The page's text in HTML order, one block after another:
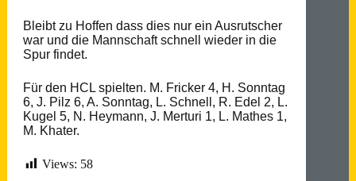
Bleibt zu Hoffen dass dies nur ein Ausrutscher
war und die Mannschaft schnell wieder in die
Spur findet.
Für den HCL spielten. M. Fricker 4, H. Sonntag
6, J. Pilz 6, A. Sonntag, L. Schnell, R. Edel 2, L.
Kugel 5, N. Heymann, J. Merturi 1, L. Mathes 1,
M. Khater.
Views: 58